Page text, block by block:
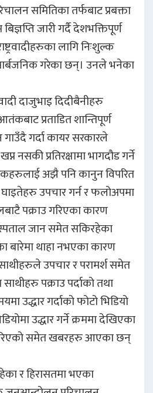
समितिका तर्फबाट प्रबक्ता
जारी गर्दै देशभक्तिपूर्ण
लागि निःशुल्क
गरेका छन्। उनले भनेका
दाजुभाइ दिदीबैनीहरु
प्रताडित शान्तिपूर्ण
गाउँदै गर्दा कायर सरकारले
नसकी प्रतिरक्षामा भागदौड गर्ने
अझै पनि कानुन विपरित
उपचार गर्न र फलोअपमा
पक्राउ गरिएका कारण
जान समेत सकिरहेका
बारेमा थाहा नभएका कारण
उपचार र परामर्श समेत
पक्राउ पर्दाको तथा
गर्दाको फोटो भिडियो
उद्धार गर्ने क्रममा देखिएका
समेत खबरहरु आएका छन्
र हिरासतमा भएका